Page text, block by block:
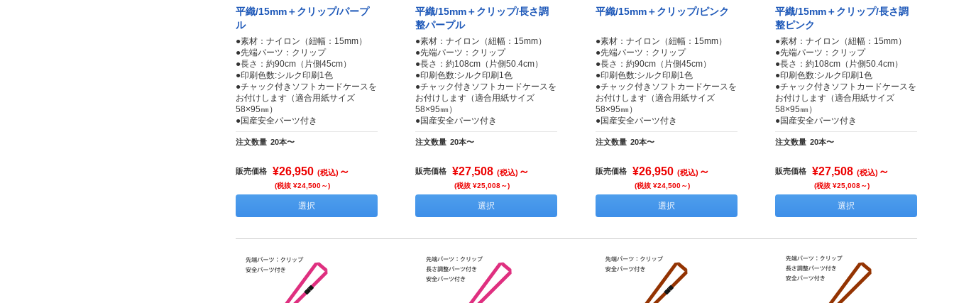
平織/15mm＋クリップ/パープ
ル
●素材：ナイロン（紐幅：15mm）
●先端パーツ：クリップ
●長さ：約90cm（片側45cm）
●印刷色数:シルク印刷1色
●チャック付きソフトカードケースを
お付けします（適合用紙サイズ
58×95㎜）
●国産安全パーツ付き
注文数量 20本〜
販売価格 ¥26,950 (税込) ～
(税抜 ¥24,500～)
選択
平織/15mm＋クリップ/長さ調
整パープル
●素材：ナイロン（紐幅：15mm）
●先端パーツ：クリップ
●長さ：約108cm（片側50.4cm）
●印刷色数:シルク印刷1色
●チャック付きソフトカードケースを
お付けします（適合用紙サイズ
58×95㎜）
●国産安全パーツ付き
注文数量 20本〜
販売価格 ¥27,508 (税込) ～
(税抜 ¥25,008～)
選択
平織/15mm＋クリップ/ピンク
●素材：ナイロン（紐幅：15mm）
●先端パーツ：クリップ
●長さ：約90cm（片側45cm）
●印刷色数:シルク印刷1色
●チャック付きソフトカードケースを
お付けします（適合用紙サイズ
58×95㎜）
●国産安全パーツ付き
注文数量 20本〜
販売価格 ¥26,950 (税込) ～
(税抜 ¥24,500～)
選択
平織/15mm＋クリップ/長さ調
整ピンク
●素材：ナイロン（紐幅：15mm）
●先端パーツ：クリップ
●長さ：約108cm（片側50.4cm）
●印刷色数:シルク印刷1色
●チャック付きソフトカードケースを
お付けします（適合用紙サイズ
58×95㎜）
●国産安全パーツ付き
注文数量 20本〜
販売価格 ¥27,508 (税込) ～
(税抜 ¥25,008～)
選択